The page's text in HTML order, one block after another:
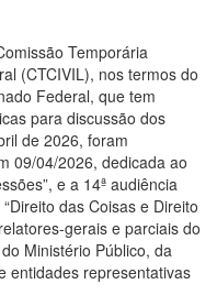
Temporária
(CTCIVIL), nos termos do
Federal, que tem
para discussão dos
de 2026, foram
09/04/2026, dedicada ao
e a 14ª audiência
das Coisas e Direito
gerais e parciais do
Ministério Público, da
entidades representativas